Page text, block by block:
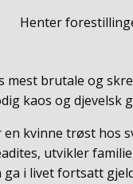
Henter
mest brutale og
kaos og djevelsk
kvinne trøst hos
utvikler
i livet fortsatt